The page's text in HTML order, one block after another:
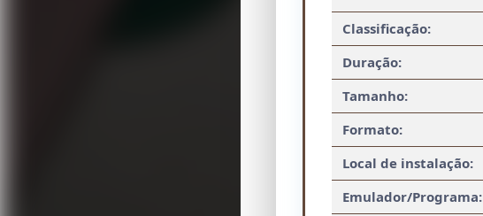
Classificação:
Duração:
Tamanho:
Formato:
Local de instalação:
Emulador/Programa: